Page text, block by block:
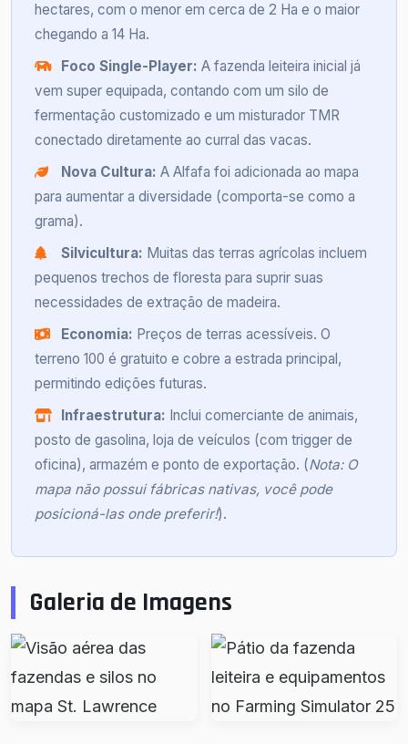
hectares, com o menor em cerca de 2 Ha e o maior
chegando a 14 Ha.
Foco Single-Player: A fazenda leiteira inicial já
vem super equipada, contando com um silo de
fermentação customizado e um misturador TMR
conectado diretamente ao curral das vacas.
Nova Cultura: A Alfafa foi adicionada ao mapa
para aumentar a diversidade (comporta-se como a
grama).
Silvicultura: Muitas das terras agrícolas incluem
pequenos trechos de floresta para suprir suas
necessidades de extração de madeira.
Economia: Preços de terras acessíveis. O
terreno 100 é gratuito e cobre a estrada principal,
permitindo edições futuras.
Infraestrutura: Inclui comerciante de animais,
posto de gasolina, loja de veículos (com trigger de
oficina), armazém e ponto de exportação. (Nota: O
mapa não possui fábricas nativas, você pode
posicioná-las onde preferir!).
Galeria de Imagens